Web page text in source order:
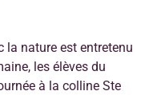
la nature est entretenu
les élèves du
à la colline Ste